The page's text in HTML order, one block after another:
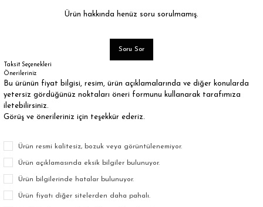
Ürün hakkında henüz soru sorulmamış.
Soru Sor
Taksit Seçenekleri
Önerileriniz
Bu ürünün fiyat bilgisi, resim, ürün açıklamalarında ve diğer konularda
yetersiz gördüğünüz noktaları öneri formunu kullanarak tarafımıza
iletebilirsiniz.
Görüş ve önerileriniz için teşekkür ederiz.
Ürün resmi kalitesiz, bozuk veya görüntülenemiyor.
Ürün açıklamasında eksik bilgiler bulunuyor.
Ürün bilgilerinde hatalar bulunuyor.
Ürün fiyatı diğer sitelerden daha pahalı.